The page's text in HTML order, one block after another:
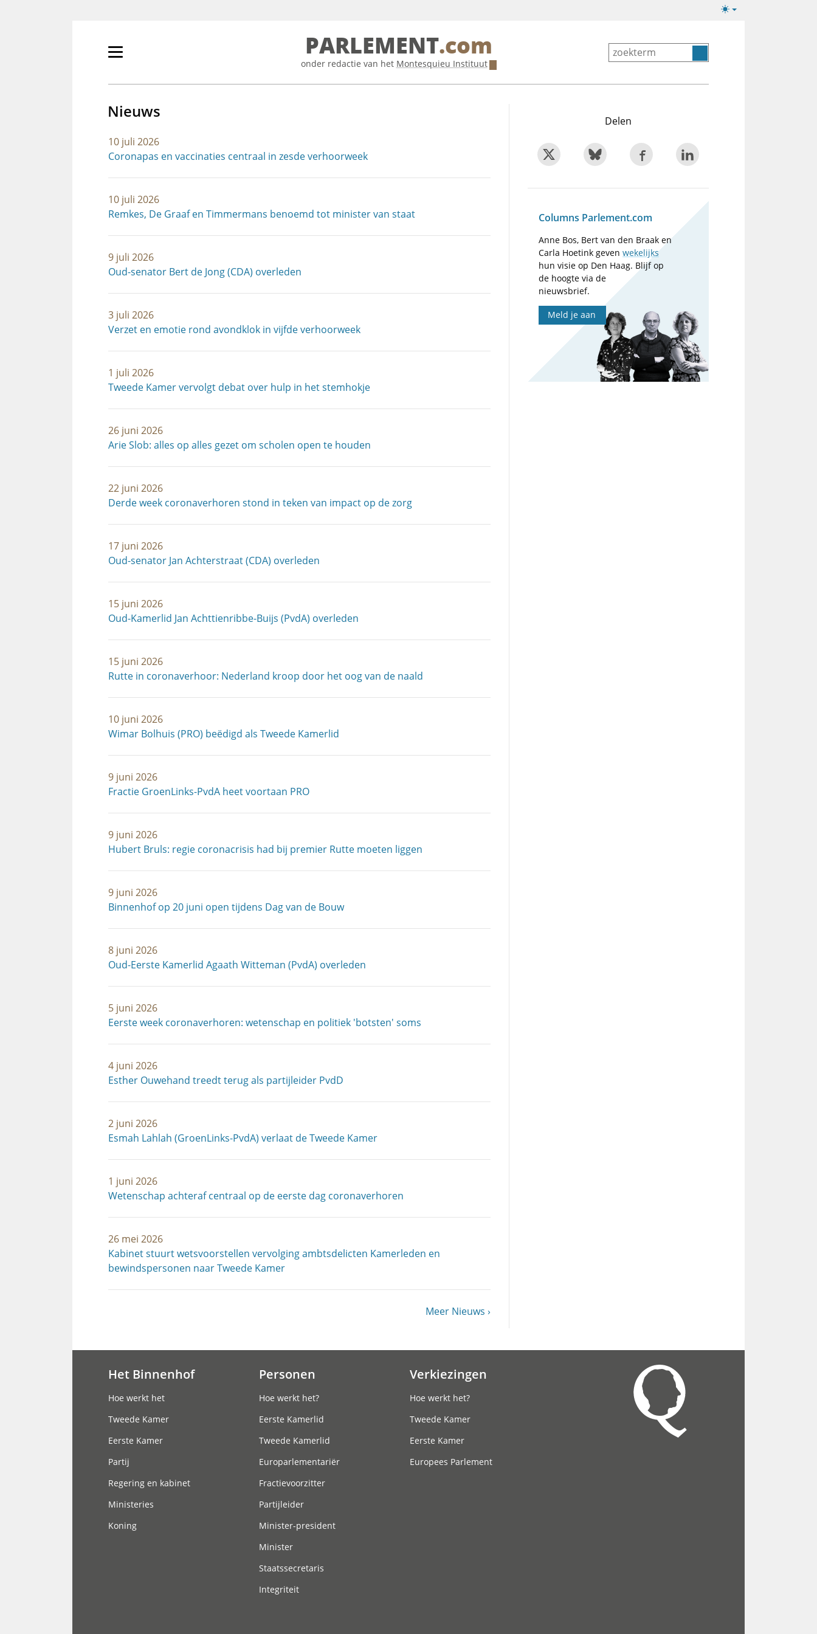
Lichte/donkere
Primair
tonen/verbergen
PARLEMENT.com
onder redactie van het Montesquieu Instituut
Nieuws
10 juli 2026
Coronapas en vaccinaties centraal in zesde verhoorweek
10 juli 2026
Remkes, De Graaf en Timmermans benoemd tot minister van staat
9 juli 2026
Oud-senator Bert de Jong (CDA) overleden
3 juli 2026
Verzet en emotie rond avondklok in vijfde verhoorweek
1 juli 2026
Tweede Kamer vervolgt debat over hulp in het stemhokje
26 juni 2026
Arie Slob: alles op alles gezet om scholen open te houden
22 juni 2026
Derde week coronaverhoren stond in teken van impact op de zorg
17 juni 2026
Oud-senator Jan Achterstraat (CDA) overleden
15 juni 2026
Oud-Kamerlid Jan Achttienribbe-Buijs (PvdA) overleden
15 juni 2026
Rutte in coronaverhoor: Nederland kroop door het oog van de naald
10 juni 2026
Wimar Bolhuis (PRO) beëdigd als Tweede Kamerlid
9 juni 2026
Fractie GroenLinks-PvdA heet voortaan PRO
9 juni 2026
Hubert Bruls: regie coronacrisis had bij premier Rutte moeten liggen
9 juni 2026
Binnenhof op 20 juni open tijdens Dag van de Bouw
8 juni 2026
Oud-Eerste Kamerlid Agaath Witteman (PvdA) overleden
5 juni 2026
Eerste week coronaverhoren: wetenschap en politiek 'botsten' soms
4 juni 2026
Esther Ouwehand treedt terug als partijleider PvdD
2 juni 2026
Esmah Lahlah (GroenLinks-PvdA) verlaat de Tweede Kamer
1 juni 2026
Wetenschap achteraf centraal op de eerste dag coronaverhoren
26 mei 2026
Kabinet stuurt wetsvoorstellen vervolging ambtsdelicten Kamerleden en
bewindspersonen naar Tweede Kamer
Volgende
Meer Nieuws
Delen
Columns Parlement.com
Anne Bos, Bert van den Braak en
Carla Hoetink gevenwekelijks
hun visie op Den Haag. Blijf op
de hoogte via de
nieuwsbrief.
Meld je aan
Het Binnenhof
Hoe werkt het
Tweede Kamer
Eerste Kamer
Partij
Regering en kabinet
Ministeries
Koning
Personen
Hoe werkt het?
Eerste Kamerlid
Tweede Kamerlid
Europarlementariër
Fractievoorzitter
Partijleider
Minister-president
Minister
Staatssecretaris
Integriteit
Verkiezingen
Hoe werkt het?
Tweede Kamer
Eerste Kamer
Europees Parlement